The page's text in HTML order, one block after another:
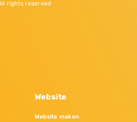
rights reserved
Website
Website maken